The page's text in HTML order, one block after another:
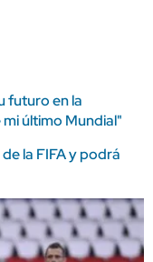
futuro en la
último Mundial"
la FIFA y podrá